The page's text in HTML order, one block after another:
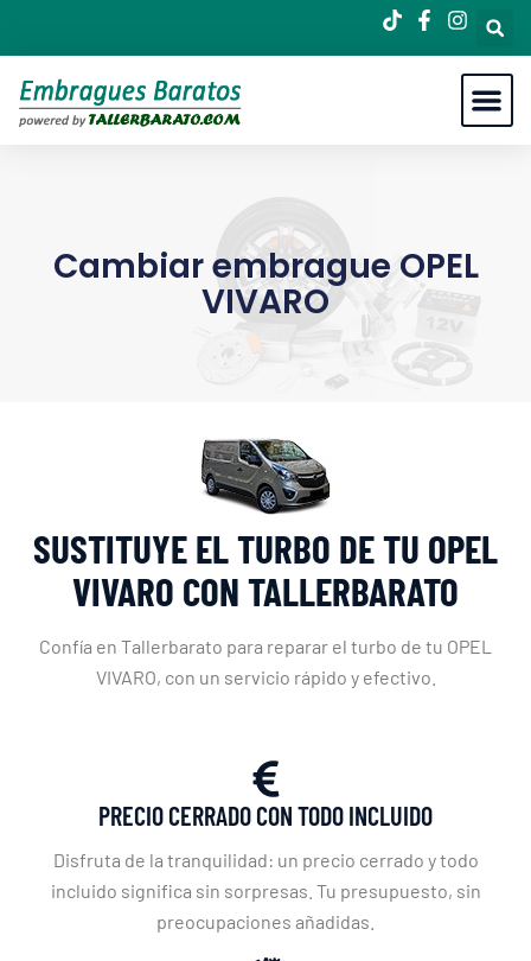
Cambiar embrague OPEL
VIVARO
SUSTITUYE EL TURBO DE TU OPEL
VIVARO CON TALLERBARATO
Confía en Tallerbarato para reparar el turbo de tu OPEL
VIVARO, con un servicio rápido y efectivo.
PRECIO CERRADO CON TODO INCLUIDO
Disfruta de la tranquilidad: un precio cerrado y todo
incluido significa sin sorpresas. Tu presupuesto, sin
preocupaciones añadidas.